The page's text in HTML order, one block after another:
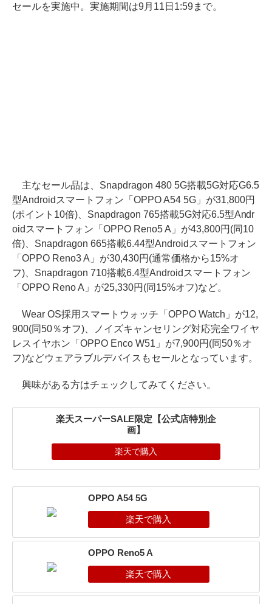
セールを実施中。実施期間は9月11日1:59まで。
主なセール品は、Snapdragon 480 5G搭載5G対応G6.5
型Androidスマートフォン「OPPO A54 5G」が31,800円
(ポイント10倍)、Snapdragon 765搭載5G対応6.5型Andr
oidスマートフォン「OPPO Reno5 A」が43,800円(同10
倍)、Snapdragon 665搭載6.44型Androidスマートフォン
「OPPO Reno3 A」が30,430円(通常価格から15%オ
フ)、Snapdragon 710搭載6.4型Androidスマートフォン
「OPPO Reno A」が25,330円(同15%オフ)など。
Wear OS採用スマートウォッチ「OPPO Watch」が12,
900(同50％オフ)、ノイズキャンセリング対応完全ワイヤ
レスイヤホン「OPPO Enco W51」が7,900円(同50％オ
フ)などウェアラブルデバイスもセールとなっています。
興味がある方はチェックしてみてください。
楽天スーパーSALE限定【公式店特別企
画】
楽天で購入
OPPO A54 5G
OPPO Reno5 A